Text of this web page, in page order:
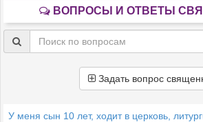
ВОПРОСЫ И ОТВЕТЫ
Задать вопрос
У меня сын 10 лет, ходит в церковь,